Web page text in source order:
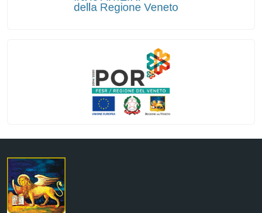
Regione Veneto